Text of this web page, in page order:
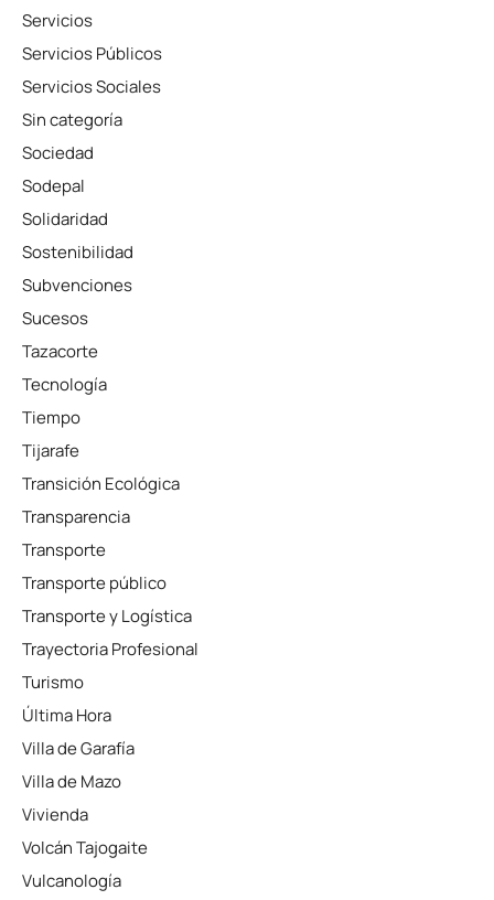
Servicios
Servicios Públicos
Servicios Sociales
Sin categoría
Sociedad
Sodepal
Solidaridad
Sostenibilidad
Subvenciones
Sucesos
Tazacorte
Tecnología
Tiempo
Tijarafe
Transición Ecológica
Transparencia
Transporte
Transporte público
Transporte y Logística
Trayectoria Profesional
Turismo
Última Hora
Villa de Garafía
Villa de Mazo
Vivienda
Volcán Tajogaite
Vulcanología